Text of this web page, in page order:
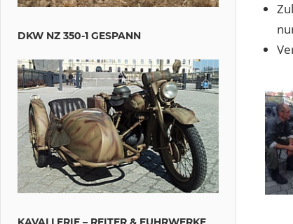
DKW NZ 350-1 GESPANN